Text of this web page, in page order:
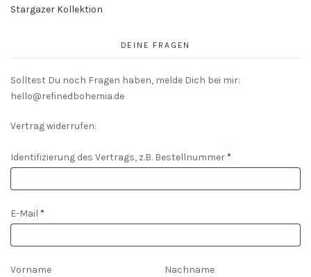
Stargazer Kollektion
DEINE FRAGEN
Solltest Du noch Fragen haben, melde Dich bei mir:
hello@refinedbohemia.de
Vertrag widerrufen:
Identifizierung des Vertrags, z.B. Bestellnummer*
E-Mail *
E-
Vorname Nachname